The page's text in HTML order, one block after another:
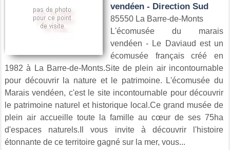
vendéen - Direction Sud
85550 La Barre-de-Monts
L'écomusée du marais
vendéen - Le Daviaud est un
écomusée français créé en
1982 à La Barre-de-Monts.Site de plein air incontournable
pour découvrir la nature et le patrimoine. L'écomusée du
Marais vendéen, c'est le site incontournable pour découvrir
le patrimoine naturel et historique local.Ce grand musée de
plein air accueille toute la famille au cœur de ses 75ha
d'espaces naturels.Il vous invite à découvrir l'histoire
étonnante de ce territoire gagné sur la mer, vous...